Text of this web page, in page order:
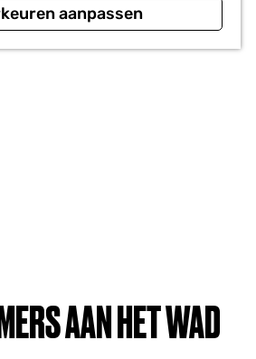
aanpassen
AAN HET WAD